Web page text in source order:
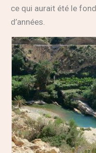
ce qui aurait été le
d’années.